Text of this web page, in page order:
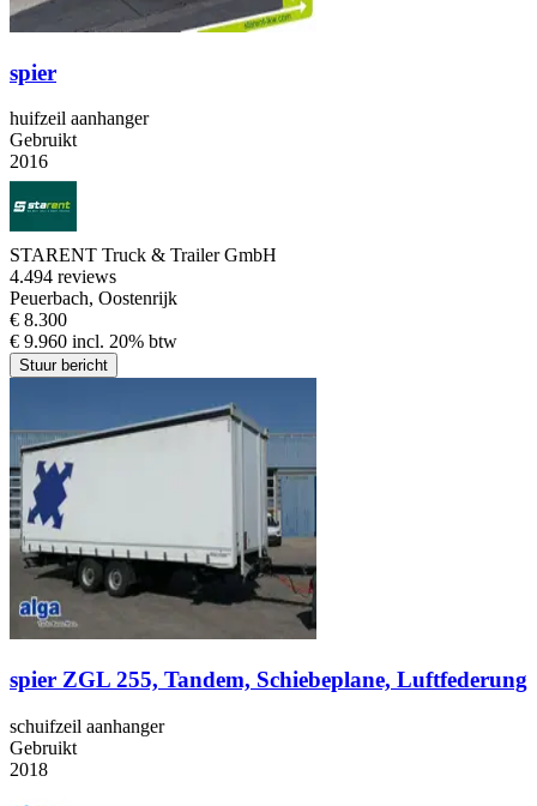
spier
huifzeil aanhanger
Gebruikt
2016
STARENT Truck & Trailer GmbH
4.494 reviews
Peuerbach, Oostenrijk
€ 8.300
€ 9.960 incl. 20% btw
Stuur bericht
spier ZGL 255, Tandem, Schiebeplane, Luftfederung
schuifzeil aanhanger
Gebruikt
2018